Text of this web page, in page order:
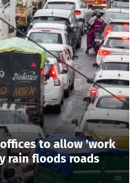
to allow 'work
rain floods roads